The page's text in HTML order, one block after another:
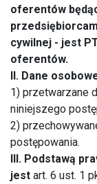
oferentów
cywilnej - jest
oferentów.
II. Dane
1) przetwarzane
niniejszego
2)
postępowania.
III. Podstawą
jest art. 6 ust. 1